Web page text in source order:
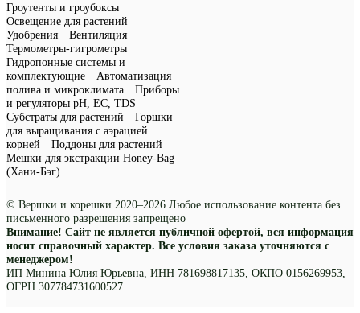
Гроутенты и гроубоксы
Освещение для растений
Удобрения
Вентиляция
Термометры-гигрометры
Гидропонные системы и
комплектующие
Автоматизация
полива и микроклимата
Приборы
и регуляторы рН, EC, TDS
Субстраты для растений
Горшки
для выращивания с аэрацией
корней
Поддоны для растений
Мешки для экстракции Honey-Bag
(Хани-Бэг)
© Вершки и корешки 2020–2026 Любое использование контента без
письменного разрешения запрещено
Внимание! Сайт не является публичной офертой, вся информация
носит справочный характер. Все условия заказа уточняются с
менеджером!
ИП Минина Юлия Юрьевна, ИНН 781698817135, ОКПО 0156269953,
ОГРН 307784731600527